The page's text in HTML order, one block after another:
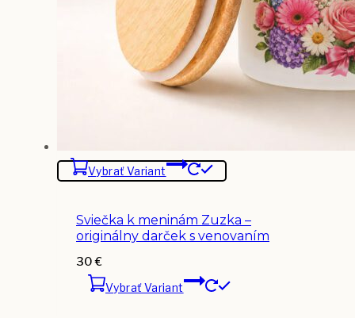
Vybrať Variant
Sviečka k meninám Zuzka –
originálny darček s venovaním
30€
Vybrať Variant